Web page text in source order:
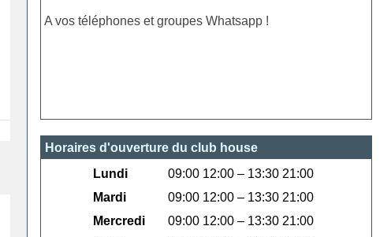
A vos téléphones et groupes Whatsapp !
Horaires d'ouverture du club house
Lundi
09:00 12:00 – 13:30 21:00
Mardi
09:00 12:00 – 13:30 21:00
Mercredi
09:00 12:00 – 13:30 21:00